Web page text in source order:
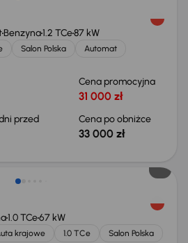
Benzyna1.2 TCe87 kW
Salon Polska
Automat
Cena promocyjna
31 000 zł
przed
Cena po obniżce
33 000 zł
1.0 TCe67 kW
krajowe 1.0 TCe
Salon Polska